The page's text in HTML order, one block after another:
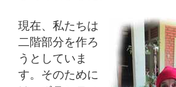
現在、私たちは
二階部分を作ろ
うとしていま
す。そのために